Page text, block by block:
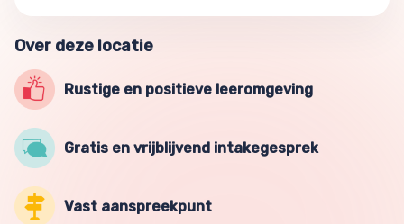
Over deze locatie
Rustige en positieve leeromgeving
Gratis en vrijblijvend intakegesprek
Vast aanspreekpunt